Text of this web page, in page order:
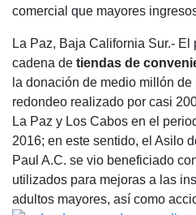
comercial que mayores
La Paz, Baja California Sur.-
cadena de tiendas de
la donación de medio millón de
redondeo realizado por casi
La Paz y Los Cabos en el
2016; en este sentido, el Asilo
Paul A.C. se vio beneficiado
utilizados para mejoras a las
adultos mayores, así como